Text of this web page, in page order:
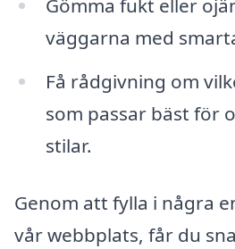
Gömma fukt eller
väggarna med
Få rådgivning om
som passar bäst för
stilar.
Genom att fylla i några
vår webbplats, får du